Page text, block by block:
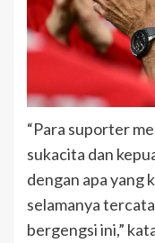
“Para suporter
sukacita dan
dengan apa yang
selamanya
bergengsi ini,”